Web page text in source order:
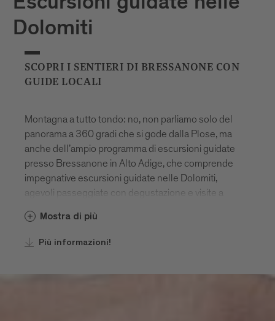
Escursioni guidate nelle
Dolomiti
SCOPRI I SENTIERI DI BRESSANONE CON
GUIDE LOCALI
Montagna a tutto tondo: no, non parliamo solo del
panorama a 360 gradi che si gode dalla Plose, ma
anche dell’ampio programma di escursioni guidate
presso Bressanone in Alto Adige, che comprende
impegnative escursioni guidate nelle Dolomiti,
agevoli passeggiate con degustazione e visite a
pena di approfittarne, anche perché alcune
esperienze ti saranno offerte in esclusiva, tutto
Mostra di più
Più informazioni!